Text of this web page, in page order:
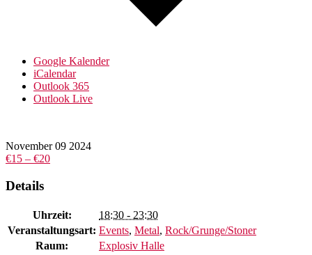
Google Kalender
iCalendar
Outlook 365
Outlook Live
November 09 2024
€15 – €20
Details
Uhrzeit:
18:30 - 23:30
Veranstaltungsart: Events, Metal, Rock/Grunge/Stoner
Raum:
Explosiv Halle